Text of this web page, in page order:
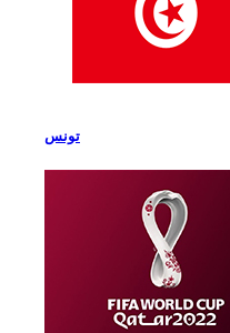
تونس